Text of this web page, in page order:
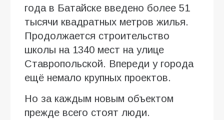
года в Батайске введено более 51
тысячи квадратных метров жилья.
Продолжается строительство
школы на 1340 мест на улице
Ставропольской. Впереди у города
ещё немало крупных проектов.
Но за каждым новым объектом
прежде всего стоят люди.